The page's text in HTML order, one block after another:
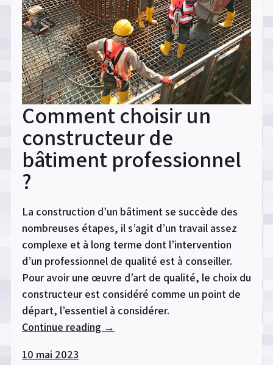
Comment choisir un
constructeur de
bâtiment professionnel
?
La construction d’un bâtiment se succède des
nombreuses étapes, il s’agit d’un travail assez
complexe et à long terme dont l’intervention
d’un professionnel de qualité est à conseiller.
Pour avoir une œuvre d’art de qualité, le choix du
constructeur est considéré comme un point de
départ, l’essentiel à considérer.
Continue reading « Comment
→
10 mai 2023